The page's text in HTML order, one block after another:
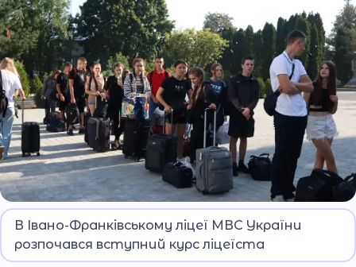
На навчання приїхали ліцеїсти з усіх куточків
В Івано-Франківському ліцеї МВС України
розпочався вступний курс ліцеїста